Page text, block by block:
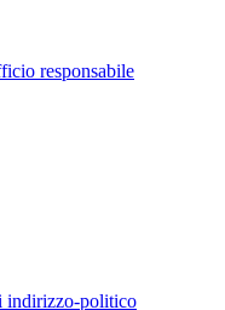
responsabile
indirizzo-politico